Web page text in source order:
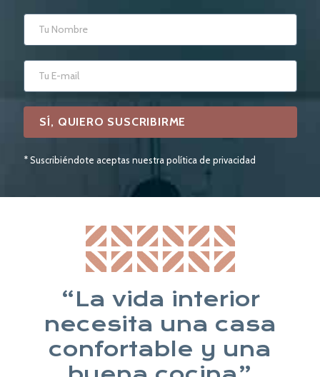
* Suscribiéndote aceptas nuestra política de privacidad
“La vida interior
necesita una casa
confortable y una